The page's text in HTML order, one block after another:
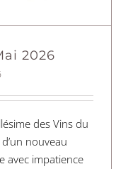
2026
des Vins du
nouveau
avec impatience